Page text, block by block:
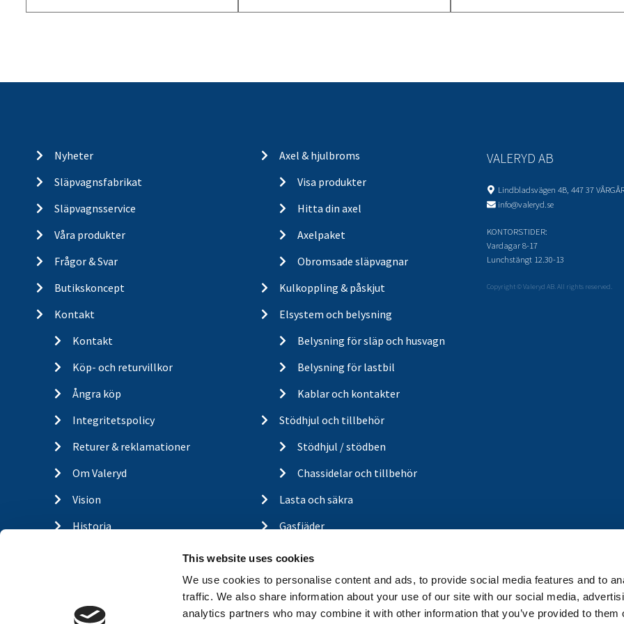
This website uses cookies
We use cookies to personalise content and ads, to provide social media features and to
traffic. We also share information about your use of our site with our social media,
analytics partners who may combine it with other information that you’ve provided to them
Nyheter
Släpvagnsfabrikat
Släpvagnsservice
Våra produkter
Frågor & Svar
Butikskoncept
Kontakt
Kontakt
Köp- och returvillkor
Ångra köp
Integritetspolicy
Returer & reklamationer
Om Valeryd
Vision
Historia
A-traktor
Axel & hjulbroms
Visa produkter
Hitta din axel
Axelpaket
Obromsade släpvagnar
Kulkoppling & påskjut
Elsystem och belysning
Belysning för släp och husvagn
Belysning för lastbil
Kablar och kontakter
Stödhjul och tillbehör
Stödhjul / stödben
Chassidelar och tillbehör
Lasta och säkra
Gasfjäder
Outdoor
Hitta din butik
ÅF-login
VALERYD AB
Lindbladsvägen 4B, 447 37
info@valeryd.se
KONTORSTIDER:
Vardagar 8-17
Lunchstängt 12.30-13
Copyright © Valeryd AB. All rights reserved.